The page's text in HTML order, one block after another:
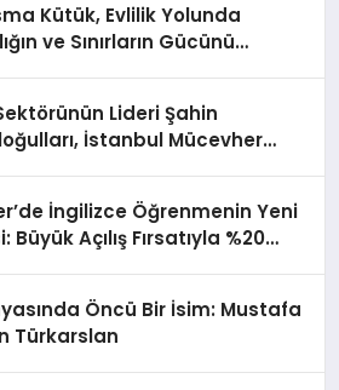
Kütük, Evlilik Yolunda
ve Sınırların Gücünü
Lideri Şahin
İstanbul Mücevher
İngilizce Öğrenmenin Yeni
Büyük Açılış Fırsatıyla %20
Öncü Bir İsim: Mustafa
Türkarslan